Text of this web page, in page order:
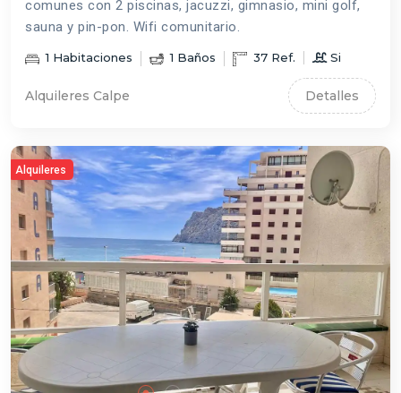
comunes con 2 piscinas, jacuzzi, gimnasio, mini golf,
sauna y pin-pon. Wifi comunitario.
1 Habitaciones 1 Baños 37 Ref. Si
Alquileres Calpe Detalles
Alquileres